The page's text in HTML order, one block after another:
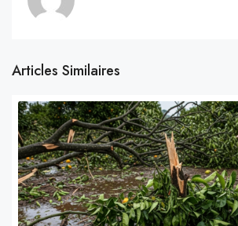
Articles Similaires